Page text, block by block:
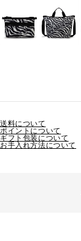
送料について
ポイントについて
ギフト包装について
お手入れ方法について